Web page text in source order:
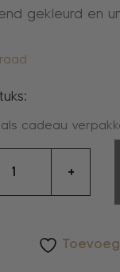
gekleurd en
cadeau
+